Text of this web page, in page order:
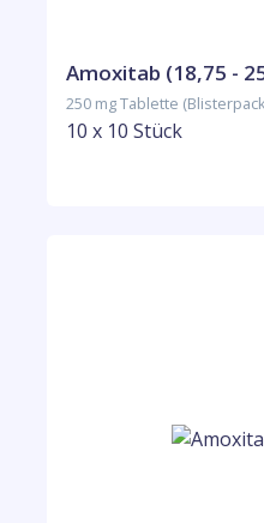
Amoxitab (18,75 -
250 mg Tablette
10 x 10 Stück